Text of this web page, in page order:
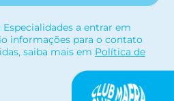
a entrar em
informações para o contato
saiba mais em Política de